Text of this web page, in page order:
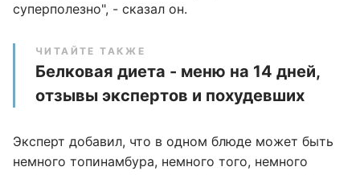
суперполезно", - сказал он.
ЧИТАЙТЕ ТАКЖЕ
Белковая диета - меню на 14 дней,
отзывы экспертов и похудевших
Эксперт добавил, что в одном блюде может быть
немного топинамбура, немного того, немного